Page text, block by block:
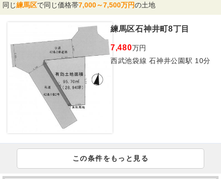
同じ練馬区で同じ価格帯7,000～7,500万円の土地
練馬区石神井町8丁目
7,480万円
西武池袋線 石神井公園駅 10分
この条件をもっと見る